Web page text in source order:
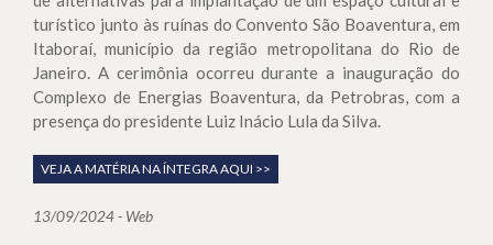
turístico junto às ruínas do Convento São Boaventura, em
Itaboraí, município da região metropolitana do Rio de
Janeiro. A cerimônia ocorreu durante a inauguração do
Complexo de Energias Boaventura, da Petrobras, com a
presença do presidente Luiz Inácio Lula da Silva.
VEJA A MATÉRIA NA ÍNTEGRA AQUI >>
13/09/2024 - Web